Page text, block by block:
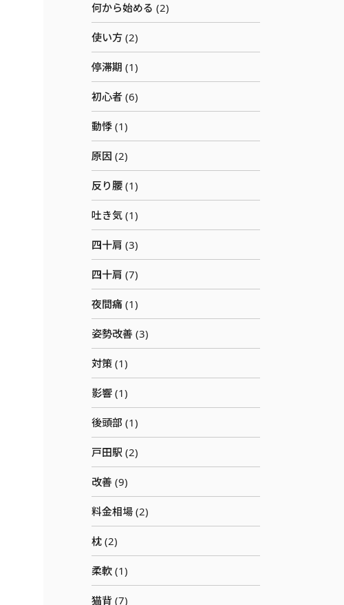
何から始める (2)
使い方 (2)
停滞期 (1)
初心者 (6)
動悸 (1)
原因 (2)
反り腰 (1)
吐き気 (1)
四十肩 (3)
四十肩 (7)
夜間痛 (1)
姿勢改善 (3)
対策 (1)
影響 (1)
後頭部 (1)
戸田駅 (2)
改善 (9)
料金相場 (2)
枕 (2)
柔軟 (1)
猫背 (7)